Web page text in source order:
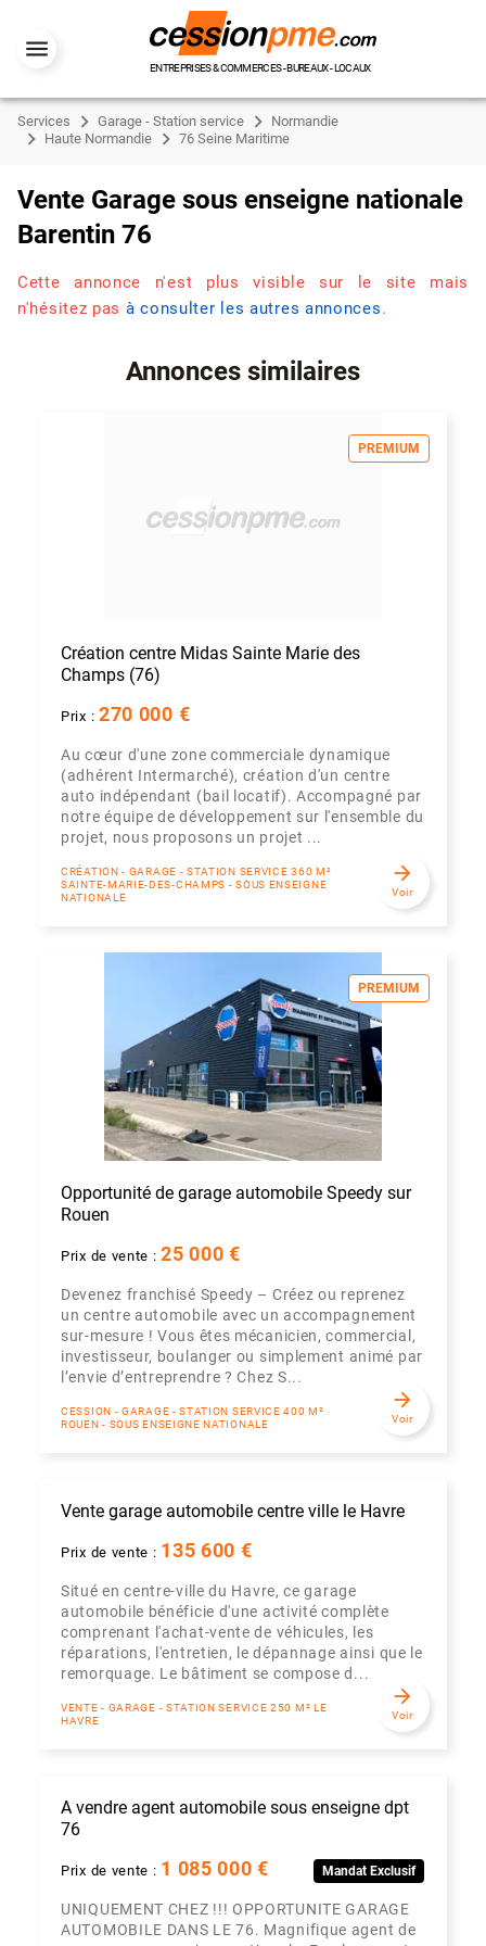
ENTREPRISES & COMMERCES - BUREAUX - LOCAUX
Services Garage - Station service
Normandie
Haute Normandie
76 Seine Maritime
Vente Garage sous enseigne nationale
Barentin 76
Cette annonce n'est plus visible sur le site mais
n'hésitez pas à consulter les autres annonces.
Annonces similaires
PREMIUM
Création centre Midas Sainte Marie des
Champs (76)
Prix : 270 000 €
Au cœur d'une zone commerciale dynamique
(adhérent Intermarché), création d'un centre
auto indépendant (bail locatif). Accompagné par
notre équipe de développement sur l'ensemble du
projet, nous proposons un projet ...
CRÉATION - GARAGE - STATION SERVICE 360 M²
SAINTE-MARIE-DES-CHAMPS - SOUS ENSEIGNE
NATIONALE
arrow_forward
Voir
PREMIUM
Opportunité de garage automobile Speedy sur
Rouen
Prix de vente :25 000 €
Devenez franchisé Speedy – Créez ou reprenez
un centre automobile avec un accompagnement
sur-mesure ! Vous êtes mécanicien, commercial,
investisseur, boulanger ou simplement animé par
l’envie d’entreprendre ? Chez S...
CESSION - GARAGE - STATION SERVICE 400 M²
ROUEN - SOUS ENSEIGNE NATIONALE
arrow_forward
Voir
Vente garage automobile centre ville le Havre
Prix de vente : 135 600 €
Situé en centre-ville du Havre, ce garage
automobile bénéficie d'une activité complète
comprenant l'achat-vente de véhicules, les
réparations, l'entretien, le dépannage ainsi que le
remorquage. Le bâtiment se compose d...
VENTE - GARAGE - STATION SERVICE 250 M² LE
HAVRE
arrow_forward
Voir
A vendre agent automobile sous enseigne dpt
76
Prix de vente : 1 085 000 € Mandat Exclusif
UNIQUEMENT CHEZ !!! OPPORTUNITE GARAGE
AUTOMOBILE DANS LE 76. Magnifique agent de